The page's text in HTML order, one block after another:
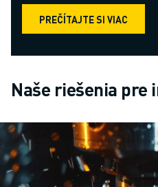
PREČÍTAJTE SI VIAC
Naše riešenia pre